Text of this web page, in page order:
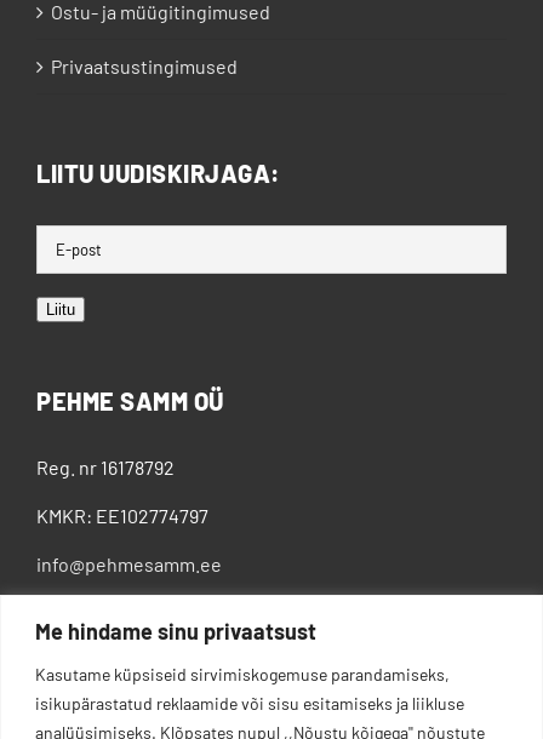
Me hindame sinu privaatsust
Kasutame küpsiseid sirvimiskogemuse parandamiseks,
isikupärastatud reklaamide või sisu esitamiseks ja liikluse
analüüsimiseks. Klõpsates nupul ,,Nõustu kõigega'' nõustute
Ostu- ja müügitingimused
Privaatsustingimused
LIITU UUDISKIRJAGA:
Liitu
PEHME SAMM OÜ
Reg. nr 16178792
KMKR: EE102774797
info@pehmesamm.ee